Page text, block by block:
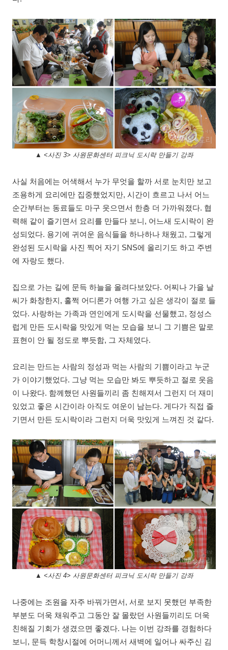
▲ <사진 3> 사원문화센터 피크닉 도시락 만들기 강좌
사실 처음에는 어색해서 누가 무엇을 할까 서로 눈치만 보고
조용하게 요리에만 집중했었지만, 시간이 흐르고 나서 어느
순간부터는 동료들도 마구 웃으면서 한층 더 가까워졌다. 협
력해 같이 즐기면서 요리를 만들다 보니 , 어느새 도시락이 완
성되었다. 용기에 귀여운 음식들을 하나하나 채웠고, 그렇게
완성된 도시락을 사진 찍어 자기 SNS에 올리기도 하고 주변
에 자랑도 했다.
집으로 가는 길에 문득 하늘을 올려다보았다. 어찌나 가을 날
씨가 화창한지 , 훌쩍 어디론가 여행 가고 싶은 생각이 절로 들
었다. 사랑하는 가족과 연인에게 도시락을 선물했고, 정성스
럽게 만든 도시락을 맛있게 먹는 모습을 보니 그 기쁨은 말로
표현이 안 될 정도로 뿌듯함, 그 자체였다.
요리는 만드는 사람의 정성과 먹는 사람의 기쁨이라고 누군
가 이야기했었다. 그냥 먹는 모습만 봐도 뿌듯하고 절로 웃음
이 나왔다. 함께했던 사원들끼리 좀 친해져서 그런지 더 재미
있었고 좋은 시간이라 아직도 여운이 남는다. 게다가 직접 즐
기면서 만든 도시락이라 그런지 더욱 맛있게 느껴진 것 같다.
▲ <사진 4> 사원문화센터 피크닉 도시락 만들기 강좌
나중에는 조원을 자주 바꿔가면서, 서로 보지 못했던 부족한
부분도 더욱 채워주고 그동안 잘 몰랐던 사원들끼리도 더욱
친해질 기회가 생겼으면 좋겠다. 나는 이번 강좌를 경험하다
보니, 문득 학창시절에 어머니께서 새벽에 일어나 싸주신 김